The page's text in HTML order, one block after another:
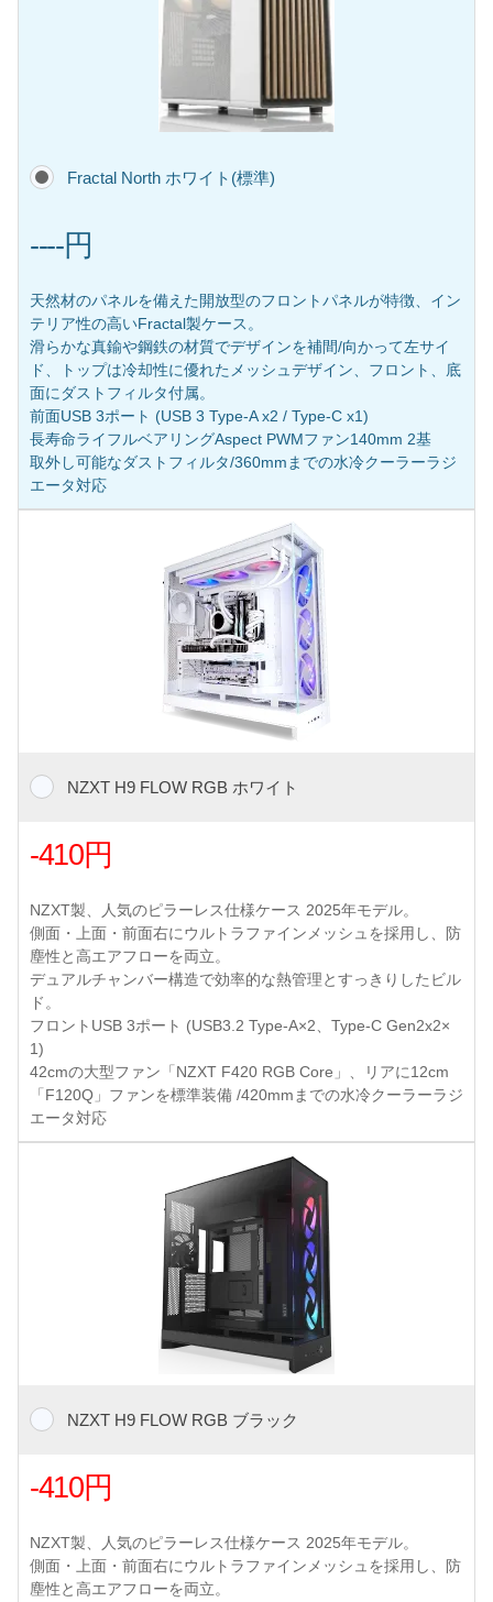
Fractal North ホワイト(標準)
----円
天然材のパネルを備えた開放型のフロントパネルが特徴、イン
テリア性の高いFractal製ケース。
滑らかな真鍮や鋼鉄の材質でデザインを補間/向かって左サイ
ド、トップは冷却性に優れたメッシュデザイン、フロント、底
面にダストフィルタ付属。
前面USB 3ポート (USB 3 Type-A x2 / Type-C x1)
長寿命ライフルベアリングAspect PWMファン140mm 2基
取外し可能なダストフィルタ/360mmまでの水冷クーラーラジ
エータ対応
NZXT H9 FLOW RGB ホワイト
-410円
NZXT製、人気のピラーレス仕様ケース 2025年モデル。
側面・上面・前面右にウルトラファインメッシュを採用し、防
塵性と高エアフローを両立。
デュアルチャンバー構造で効率的な熱管理とすっきりしたビル
ド。
フロントUSB 3ポート (USB3.2 Type-A×2、Type-C Gen2x2×
1)
42cmの大型ファン「NZXT F420 RGB Core」、リアに12cm
「F120Q」ファンを標準装備 /420mmまでの水冷クーラーラジ
エータ対応
NZXT H9 FLOW RGB ブラック
-410円
NZXT製、人気のピラーレス仕様ケース 2025年モデル。
側面・上面・前面右にウルトラファインメッシュを採用し、防
塵性と高エアフローを両立。